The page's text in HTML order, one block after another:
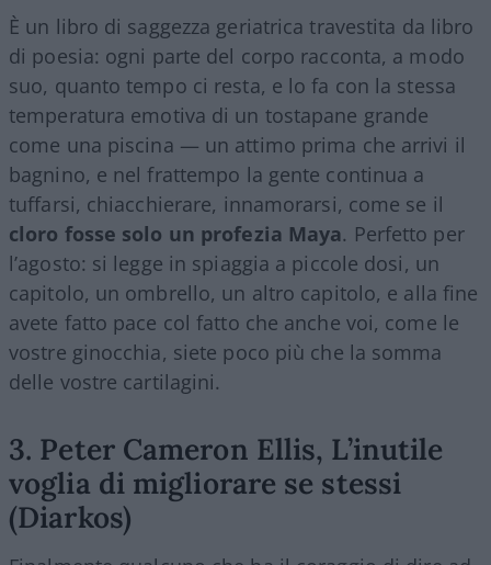
È un libro di saggezza geriatrica travestita da libro
di poesia: ogni parte del corpo racconta, a modo
suo, quanto tempo ci resta, e lo fa con la stessa
temperatura emotiva di un tostapane grande
come una piscina — un attimo prima che arrivi il
bagnino, e nel frattempo la gente continua a
tuffarsi, chiacchierare, innamorarsi, come se il
cloro fosse solo un profezia Maya. Perfetto per
l’agosto: si legge in spiaggia a piccole dosi, un
capitolo, un ombrello, un altro capitolo, e alla fine
avete fatto pace col fatto che anche voi, come le
vostre ginocchia, siete poco più che la somma
delle vostre cartilagini.
3. Peter Cameron Ellis, L’inutile
voglia di migliorare se stessi
(Diarkos)